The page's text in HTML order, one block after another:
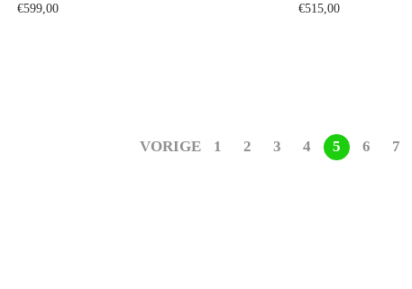
€599,00 €515,00
VORIGE 1 2 3 4 5 6 7